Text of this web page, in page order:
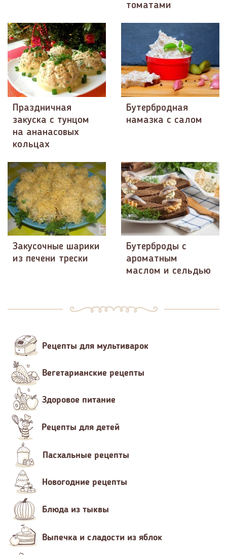
томатами
Праздничная
закуска с тунцом
на ананасовых
кольцах
Бутербродная
намазка с салом
Закусочные шарики
из печени трески
Бутерброды с
ароматным
маслом и сельдью
Рецепты для мультиварок
Вегетарианские рецепты
Здоровое питание
Рецепты для детей
Пасхальные рецепты
Новогодние рецепты
Блюда из тыквы
Выпечка и сладости из яблок